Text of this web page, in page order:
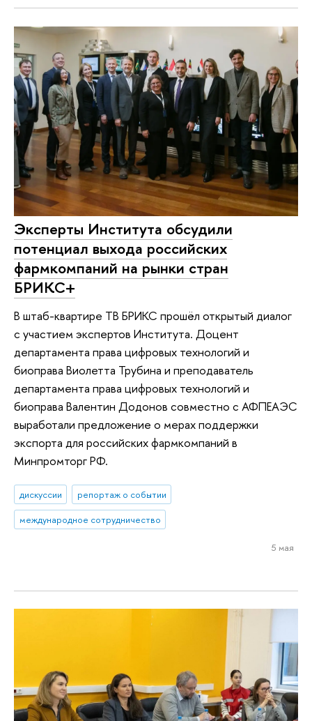
Эксперты Института обсудили
потенциал выхода российских
фармкомпаний на рынки стран
БРИКС+
В штаб-квартире ТВ БРИКС прошёл открытый диалог
с участием экспертов Института. Доцент
департамента права цифровых технологий и
биоправа Виолетта Трубина и преподаватель
департамента права цифровых технологий и
биоправа Валентин Додонов совместно с АФПЕАЭС
выработали предложение о мерах поддержки
экспорта для российских фармкомпаний в
Минпромторг РФ.
дискуссии
репортаж о событии
международное сотрудничество
5 мая